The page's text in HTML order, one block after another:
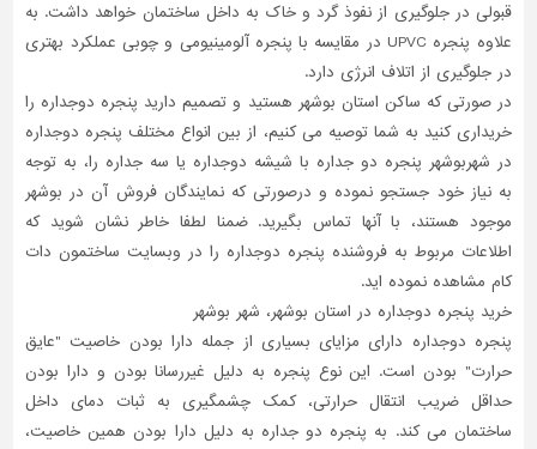
قبولی در جلوگیری از نفوذ گرد و خاک به داخل ساختمان خواهد داشت. به
علاوه پنجره UPVC در مقایسه با پنجره آلومینیومی و چوبی عملکرد بهتری
در جلوگیری از اتلاف انرژی دارد.
در صورتی که ساکن استان بوشهر هستید و تصمیم دارید پنجره دوجداره را
خریداری کنید به شما توصیه می کنیم، از بین انواع مختلف پنجره دوجداره
در شهربوشهر پنجره دو جداره با شیشه دوجداره یا سه جداره را، به توجه
به نیاز خود جستجو نموده و درصورتی که نمایندگان فروش آن در بوشهر
موجود هستند، با آنها تماس بگیرید. ضمنا لطفا خاطر نشان شوید که
اطلاعات مربوط به فروشنده پنجره دوجداره را در وبسایت ساختمون دات
کام مشاهده نموده اید.
خرید پنجره دوجداره در استان بوشهر، شهر بوشهر
پنجره دوجداره دارای مزایای بسیاری از جمله دارا بودن خاصیت "عایق
حرارت" بودن است. این نوع پنجره به دلیل غیررسانا بودن و دارا بودن
حداقل ضریب انتقال حرارتی، کمک چشمگیری به ثبات دمای داخل
ساختمان می کند. به پنجره دو جداره به دلیل دارا بودن همین خاصیت،